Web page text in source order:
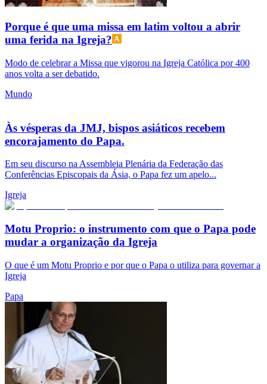
Porque é que uma missa em latim voltou a abrir
uma ferida na Igreja?
Modo de celebrar a Missa que vigorou na Igreja Católica por 400
anos volta a ser debatido.
Mundo
Às vésperas da JMJ, bispos asiáticos recebem
encorajamento do Papa.
Em seu discurso na Assembleia Plenária da Federação das
Conferências Episcopais da Ásia, o Papa fez um apelo...
Igreja
Motu Proprio: o instrumento com que o Papa pode
mudar a organização da Igreja
O que é um Motu Proprio e por que o Papa o utiliza para governar a
Igreja
Papa